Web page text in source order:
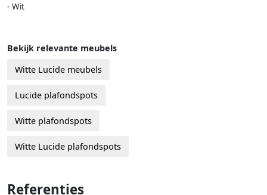
- Wit
Bekijk relevante meubels
Witte Lucide meubels
Lucide plafondspots
Witte plafondspots
Witte Lucide plafondspots
Referenties